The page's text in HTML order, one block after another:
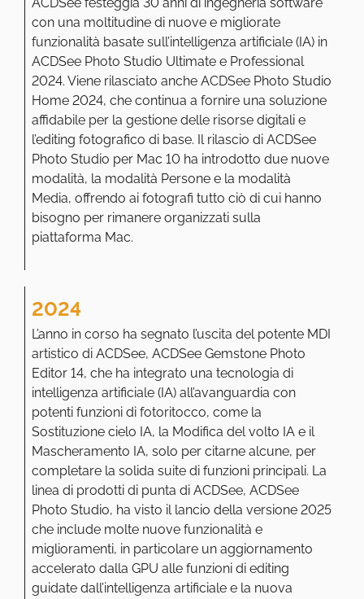
con una moltitudine di nuove e migliorate
funzionalità basate sull’intelligenza artificiale (IA) in
ACDSee Photo Studio Ultimate e Professional
2024. Viene rilasciato anche ACDSee Photo Studio
Home 2024, che continua a fornire una soluzione
affidabile per la gestione delle risorse digitali e
l’editing fotografico di base. Il rilascio di ACDSee
Photo Studio per Mac 10 ha introdotto due nuove
modalità, la modalità Persone e la modalità
Media, offrendo ai fotografi tutto ciò di cui hanno
bisogno per rimanere organizzati sulla
piattaforma Mac.
2024
L’anno in corso ha segnato l’uscita del potente MDI
artistico di ACDSee, ACDSee Gemstone Photo
Editor 14, che ha integrato una tecnologia di
intelligenza artificiale (IA) all’avanguardia con
potenti funzioni di fotoritocco, come la
Sostituzione cielo IA, la Modifica del volto IA e il
Mascheramento IA, solo per citarne alcune, per
completare la solida suite di funzioni principali. La
linea di prodotti di punta di ACDSee, ACDSee
Photo Studio, ha visto il lancio della versione 2025
che include molte nuove funzionalità e
miglioramenti, in particolare un aggiornamento
accelerato dalla GPU alle funzioni di editing
guidate dall’intelligenza artificiale e la nuova